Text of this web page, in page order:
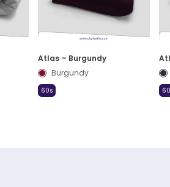
Atlas – Burgundy
Burgundy
60s